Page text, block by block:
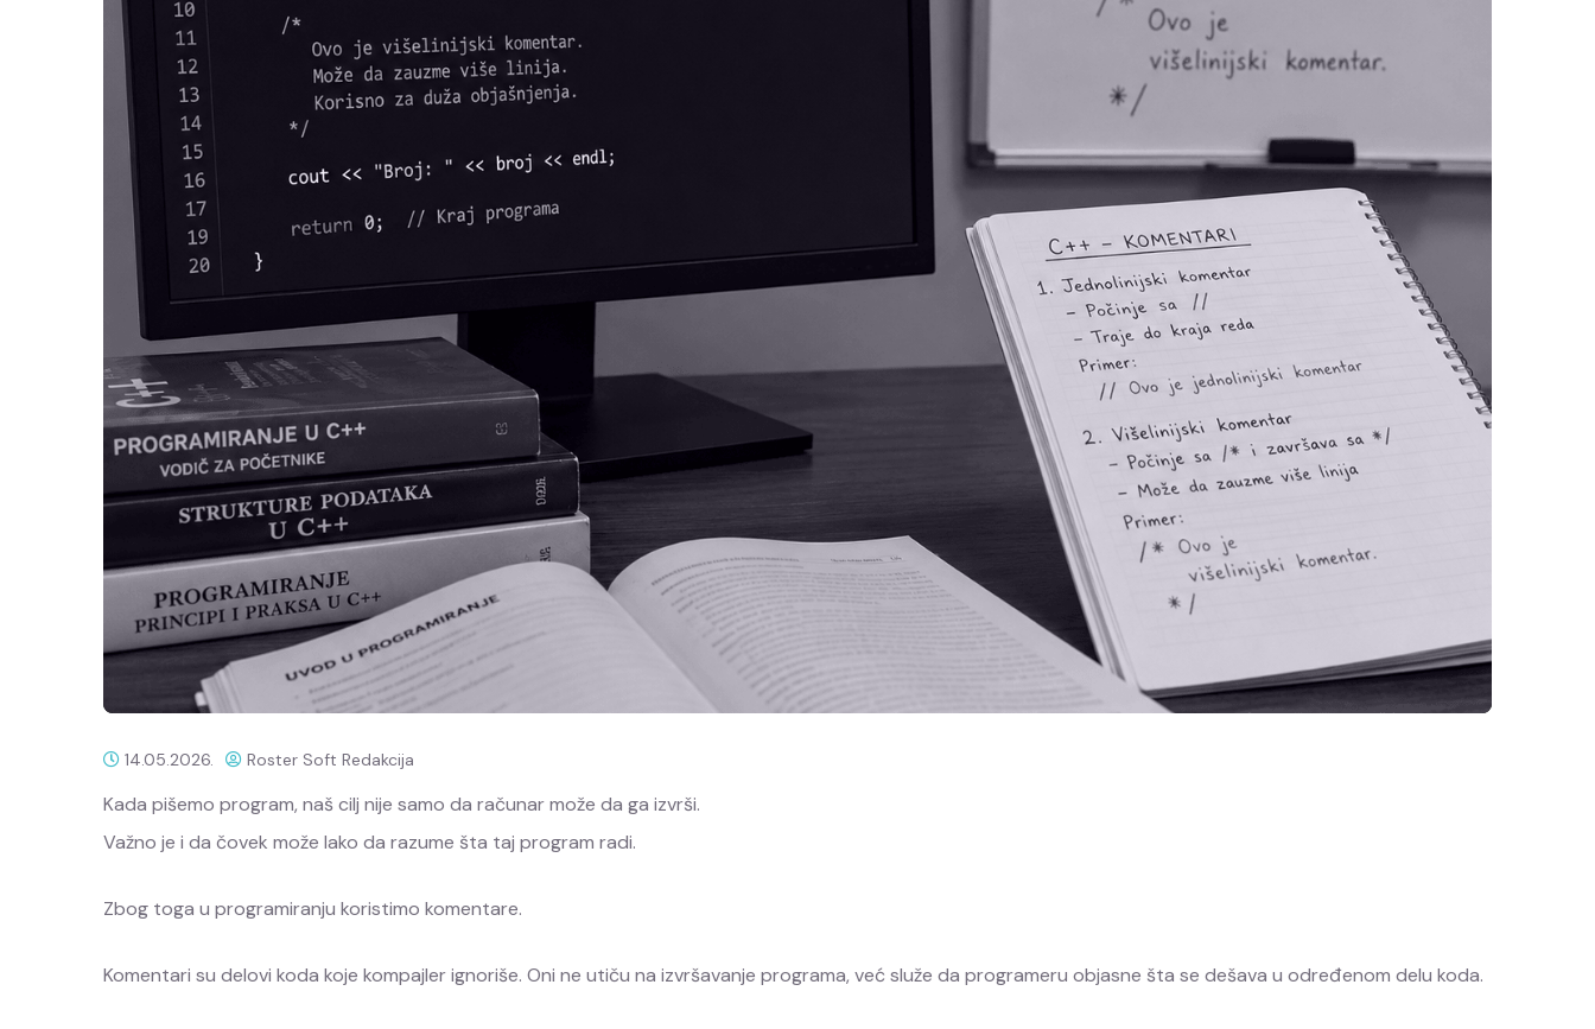
14.05.2026. Roster Soft Redakcija
Kada pišemo program, naš cilj nije samo da računar može da ga izvrši.
Važno je i da čovek može lako da razume šta taj program radi.
Zbog toga u programiranju koristimo komentare.
Komentari su delovi koda koje kompajler ignoriše. Oni ne utiču na izvršavanje programa, već služe da programeru objasne šta se dešava u određenom delu koda.